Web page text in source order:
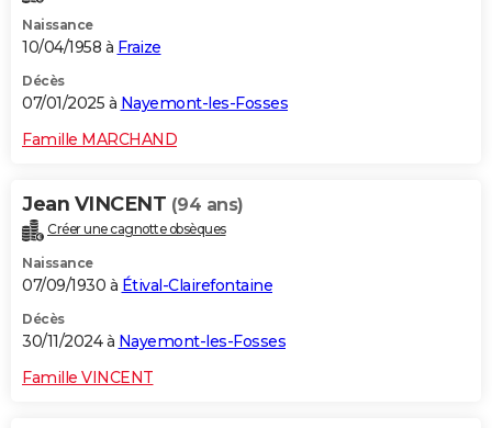
Naissance
10/04/1958 à Fraize
Décès
07/01/2025 à Nayemont-les-Fosses
Famille MARCHAND
Jean VINCENT (94 ans)
Créer une cagnotte obsèques
Naissance
07/09/1930 à Étival-Clairefontaine
Décès
30/11/2024 à Nayemont-les-Fosses
Famille VINCENT